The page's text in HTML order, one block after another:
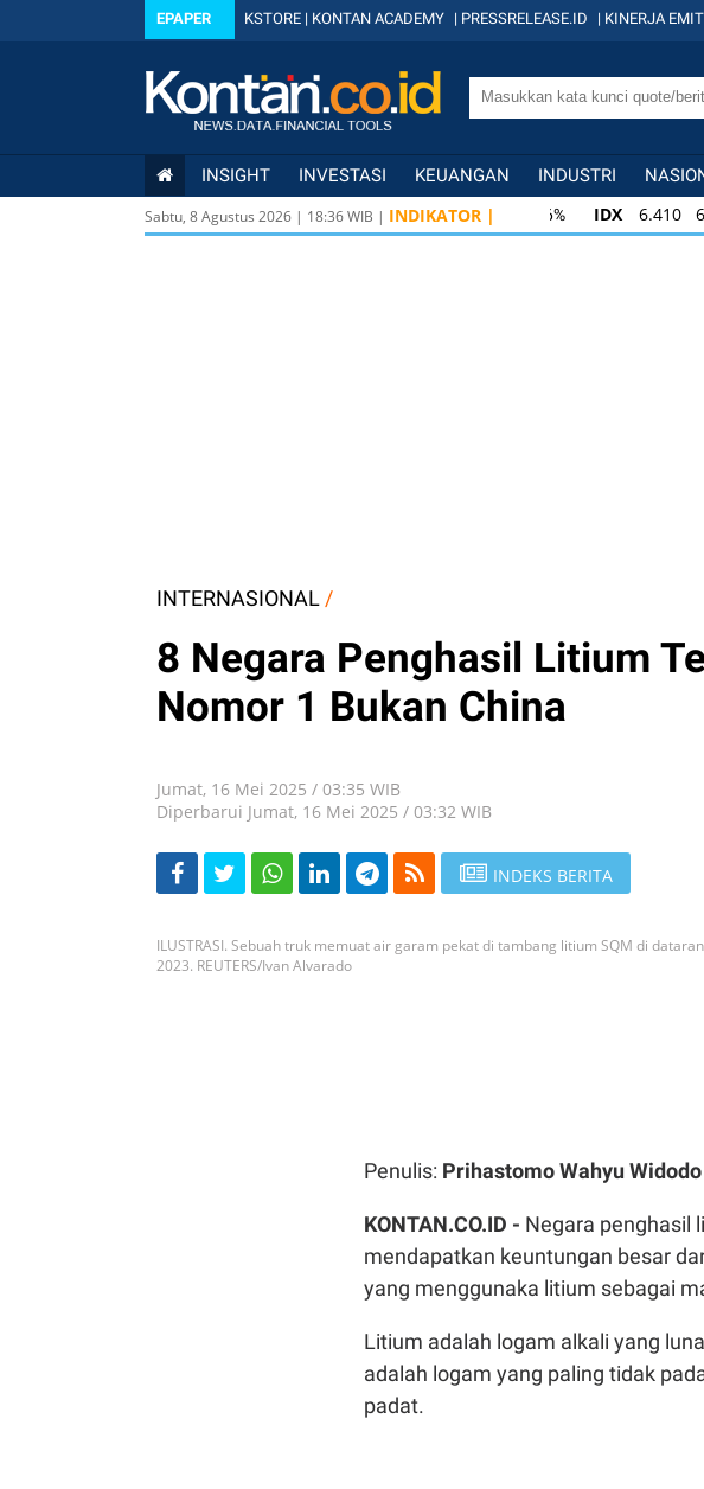
EPAPER KSTORE | KONTAN ACADEMY | PRESSRELEASE.ID | KINERJA
INSIGHT INVESTASI KEUANGAN INDUSTRI
Sabtu, 8 Agustus 2026 | 18:36WIB | INDIKATOR | IDX 6.410
KOMPAS100
INTERNASIONAL /
8 Negara Penghasil Litium
Nomor 1 Bukan China
Jumat, 16 Mei 2025 / 03:35 WIB
Diperbarui Jumat, 16 Mei 2025 / 03:32 WIB
INDEKS BERITA
ILUSTRASI. Sebuah truk memuat air garam pekat di tambang litium SQM di
2023. REUTERS/Ivan Alvarado
Penulis: Prihastomo Wahyu Widodo
KONTAN.CO.ID - Negara penghasil
mendapatkan keuntungan besar
yang menggunaka litium sebagai
Litium adalah logam alkali yang
adalah logam yang paling tidak
padat.